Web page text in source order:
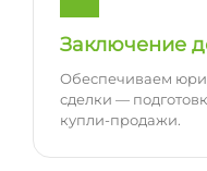
Заключение
Обеспечиваем
сделки —
купли-продажи.